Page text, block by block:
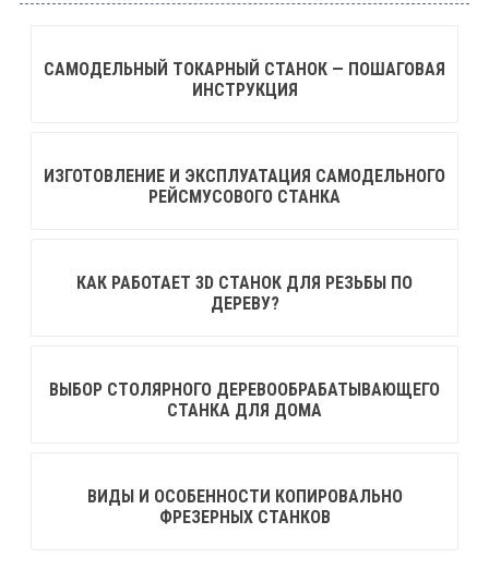
САМОДЕЛЬНЫЙ ТОКАРНЫЙ СТАНОК — ПОШАГОВАЯ
ИНСТРУКЦИЯ
ИЗГОТОВЛЕНИЕ И ЭКСПЛУАТАЦИЯ САМОДЕЛЬНОГО
РЕЙСМУСОВОГО СТАНКА
КАК РАБОТАЕТ 3D СТАНОК ДЛЯ РЕЗЬБЫ ПО
ДЕРЕВУ?
ВЫБОР СТОЛЯРНОГО ДЕРЕВООБРАБАТЫВАЮЩЕГО
СТАНКА ДЛЯ ДОМА
ВИДЫ И ОСОБЕННОСТИ КОПИРОВАЛЬНО
ФРЕЗЕРНЫХ СТАНКОВ